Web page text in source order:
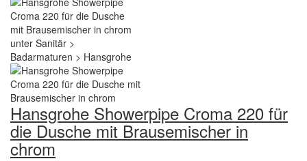
Hansgrohe Showerpipe Croma 220 für
die Dusche mit Brausemischer in
chrom